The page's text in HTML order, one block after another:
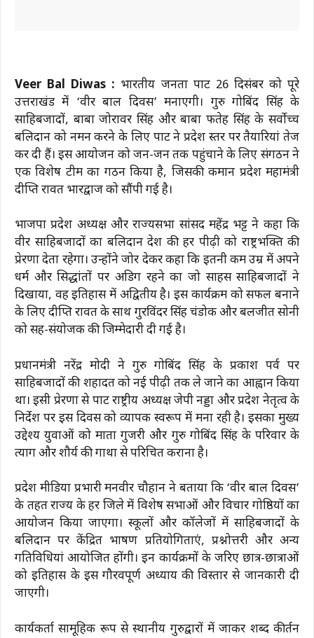
Veer Bal Diwas : भारतीय जनता पार्टी 26 दिसंबर को पूरे
उत्तराखंड में ‘वीर बाल दिवस’ मनाएगी। गुरु गोबिंद सिंह के
साहिबजादों, बाबा जोरावर सिंह और बाबा फतेह सिंह के सर्वोच्च
बलिदान को नमन करने के लिए पार्टी ने प्रदेश स्तर पर तैयारियां तेज
कर दी हैं। इस आयोजन को जन-जन तक पहुंचाने के लिए संगठन ने
एक विशेष टीम का गठन किया है, जिसकी कमान प्रदेश महामंत्री
दीप्ति रावत भारद्वाज को सौंपी गई है।
भाजपा प्रदेश अध्यक्ष और राज्यसभा सांसद महेंद्र भट्ट ने कहा कि
वीर साहिबजादों का बलिदान देश की हर पीढ़ी को राष्ट्रभक्ति की
प्रेरणा देता रहेगा। उन्होंने जोर देकर कहा कि इतनी कम उम्र में अपने
धर्म और सिद्धांतों पर अडिग रहने का जो साहस साहिबजादों ने
दिखाया, वह इतिहास में अद्वितीय है। इस कार्यक्रम को सफल बनाने
के लिए दीप्ति रावत के साथ गुरविंदर सिंह चंडोक और बलजीत सोनी
को सह-संयोजक की जिम्मेदारी दी गई है।
प्रधानमंत्री नरेंद्र मोदी ने गुरु गोबिंद सिंह के प्रकाश पर्व पर
साहिबजादों की शहादत को नई पीढ़ी तक ले जाने का आह्वान किया
था। इसी प्रेरणा से पार्टी राष्ट्रीय अध्यक्ष जेपी नड्डा और प्रदेश नेतृत्व के
निर्देश पर इस दिवस को व्यापक स्वरूप में मना रही है। इसका मुख्य
उद्देश्य युवाओं को माता गुजरी और गुरु गोबिंद सिंह के परिवार के
त्याग और शौर्य की गाथा से परिचित कराना है।
प्रदेश मीडिया प्रभारी मनवीर चौहान ने बताया कि ‘वीर बाल दिवस’
के तहत राज्य के हर जिले में विशेष सभाओं और विचार गोष्ठियों का
आयोजन किया जाएगा। स्कूलों और कॉलेजों में साहिबजादों के
बलिदान पर केंद्रित भाषण प्रतियोगिताएं, प्रश्नोत्तरी और अन्य
गतिविधियां आयोजित होंगी। इन कार्यक्रमों के जरिए छात्र-छात्राओं
को इतिहास के इस गौरवपूर्ण अध्याय की विस्तार से जानकारी दी
जाएगी।
कार्यकर्ता सामूहिक रूप से स्थानीय गुरुद्वारों में जाकर शब्द कीर्तन